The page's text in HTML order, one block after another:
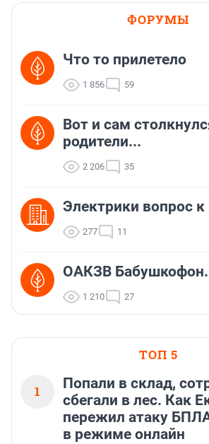
ФОРУМЫ
Что то прилетело
1 856 59
Вот и сам
родители...
2 206 35
Электрики вопрос
277 11
ОАКЗВ Бабушкофон.
1 210 27
ТОП 5
1
Попали в склад,
сбегали в лес. Как
пережил атаку
в режиме онлайн